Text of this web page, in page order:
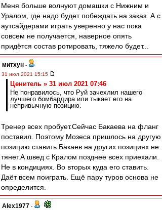
Меня больше волнуют домашки с Нижним и
Уралом, где надо будет побеждать на заказ. А с
аутсайдерами играть уверенно у нас пока
совсем не получается, наверное опять
придётся состав ротировать, тяжело будет...
митхун -
31 июл 2021 15:15
Ценитель » 31 июл 2021 07:46
Не понравилось, что Руй зачехлил нашего
лучшего бомбардира или тыкает его на
непривычную позицию.
Тренер всех пробует.Сейчас Бакаева на фланг
поставил. Поэтому Мозеса пришлось на другую
позицию ставить.Бакаев на других позициях не
тянет.А швед с Кралом позднее всех приехали.
Не в кондициях. Во вторых куда его ставить.
Даёт всем поиграть. Ещё пару туров основа не
определится.
Alex1977 -